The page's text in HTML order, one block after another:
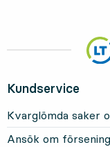
Kundservice
Kvarglömda saker
Ansök om